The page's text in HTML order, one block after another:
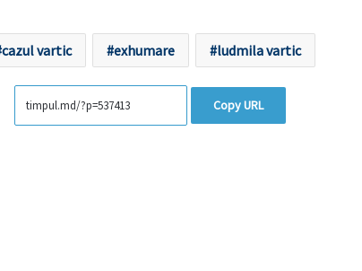
cazul vartic exhumare ludmila vartic
Copy URL